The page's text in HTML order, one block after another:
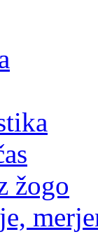
žogo